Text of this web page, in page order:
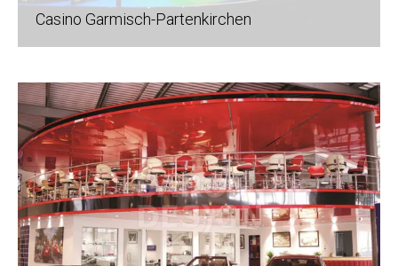
Casino Garmisch-Partenkirchen